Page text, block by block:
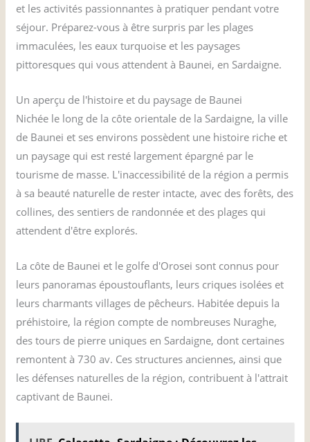
et les activités passionnantes à pratiquer pendant votre
séjour. Préparez-vous à être surpris par les plages
immaculées, les eaux turquoise et les paysages
pittoresques qui vous attendent à Baunei, en Sardaigne.
Un aperçu de l'histoire et du paysage de Baunei
Nichée le long de la côte orientale de la Sardaigne, la ville
de Baunei et ses environs possèdent une histoire riche et
un paysage qui est resté largement épargné par le
tourisme de masse. L'inaccessibilité de la région a permis
à sa beauté naturelle de rester intacte, avec des forêts, des
collines, des sentiers de randonnée et des plages qui
attendent d'être explorés.
La côte de Baunei et le golfe d'Orosei sont connus pour
leurs panoramas époustouflants, leurs criques isolées et
leurs charmants villages de pêcheurs. Habitée depuis la
préhistoire, la région compte de nombreuses Nuraghe,
des tours de pierre uniques en Sardaigne, dont certaines
remontent à 730 av. Ces structures anciennes, ainsi que
les défenses naturelles de la région, contribuent à l'attrait
captivant de Baunei.